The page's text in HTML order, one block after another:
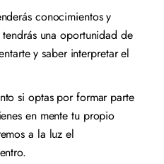
conocimientos y
una oportunidad de
y saber interpretar el
si optas por formar parte
en mente tu propio
a la luz el